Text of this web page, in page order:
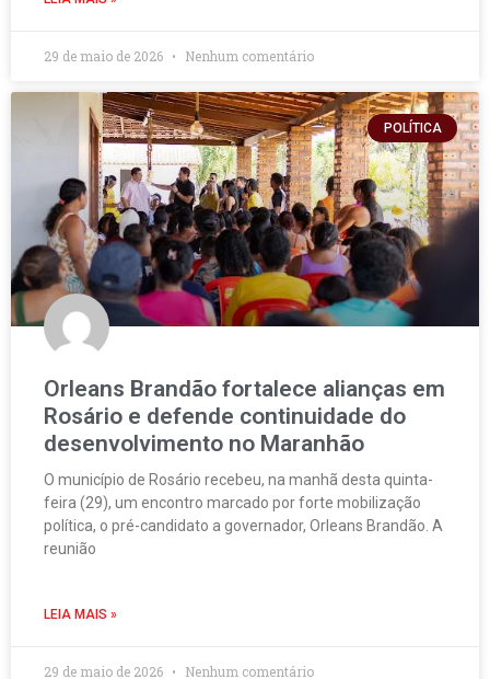
29 de maio de 2026 Nenhum comentário
POLÍTICA
Orleans Brandão fortalece alianças em
Rosário e defende continuidade do
desenvolvimento no Maranhão
O município de Rosário recebeu, na manhã desta quinta-
feira (29), um encontro marcado por forte mobilização
política, o pré-candidato a governador, Orleans Brandão. A
reunião
LEIA MAIS »
29 de maio de 2026 Nenhum comentário